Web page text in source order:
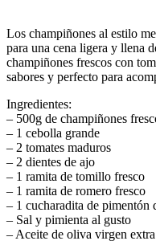
Los champiñones al estilo
para una cena ligera y llena
champiñones frescos con
sabores y perfecto para
Ingredientes:
– 500g de champiñones
– 1 cebolla grande
– 2 tomates maduros
– 2 dientes de ajo
– 1 ramita de tomillo fresco
– 1 ramita de romero fresco
– 1 cucharadita de pimentón
– Sal y pimienta al gusto
– Aceite de oliva virgen extra